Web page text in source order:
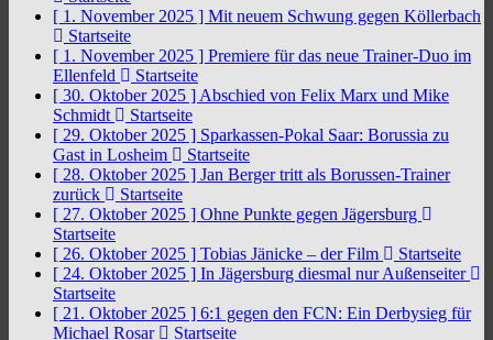
[ 1. November 2025 ] Mit neuem Schwung gegen Köllerbach
Startseite
[ 1. November 2025 ] Premiere für das neue Trainer-Duo im
Ellenfeld
Startseite
[ 30. Oktober 2025 ] Abschied von Felix Marx und Mike
Schmidt
Startseite
[ 29. Oktober 2025 ] Sparkassen-Pokal Saar: Borussia zu
Gast in Losheim
Startseite
[ 28. Oktober 2025 ] Jan Berger tritt als Borussen-Trainer
zurück
Startseite
[ 27. Oktober 2025 ] Ohne Punkte gegen Jägersburg
Startseite
[ 26. Oktober 2025 ] Tobias Jänicke – der Film
Startseite
[ 24. Oktober 2025 ] In Jägersburg diesmal nur Außenseiter
Startseite
[ 21. Oktober 2025 ] 6:1 gegen den FCN: Ein Derbysieg für
Michael Rosar
Startseite